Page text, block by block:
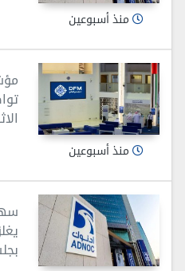
منذ أسبوعين
منذ أسبوعين
بجلسة